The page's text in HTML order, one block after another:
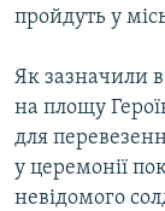
ІНФОГРАФІКА
ДОЛУЧАЙСЯ!
Усі сайти
пройдуть у
Як зазначили
на площу
для
у церемонії
невідомого